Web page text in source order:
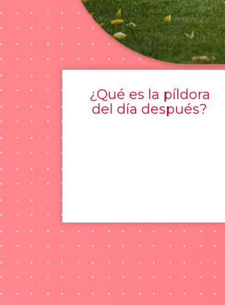
¿Qué es la píldora
del día después?